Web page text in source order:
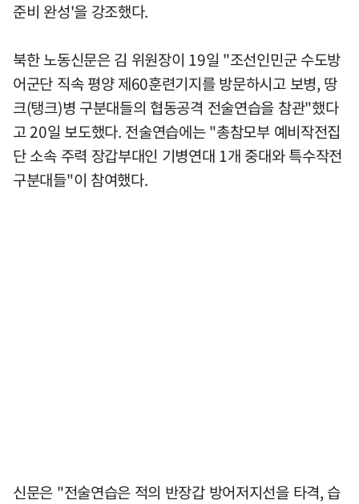
준비 완성'을 강조했다.
북한 노동신문은 김 위원장이 19일 "조선인민군 수도방
어군단 직속 평양 제60훈련기지를 방문하시고 보병, 땅
크(탱크)병 구분대들의 협동공격 전술연습을 참관"했다
고 20일 보도했다. 전술연습에는 "총참모부 예비작전집
단 소속 주력 장갑부대인 기병연대 1개 중대와 특수작전
구분대들"이 참여했다.
신문은 "전술연습은 적의 반장갑 방어저지선을 타격, 습